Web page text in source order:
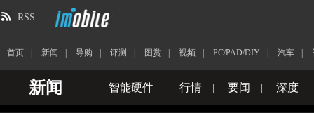
RSS
首页 新闻 导购 评测 图赏 视频 PC/PAD/DIY 汽车
新闻 智能硬件 | 行情 | 要闻 | 深度 |